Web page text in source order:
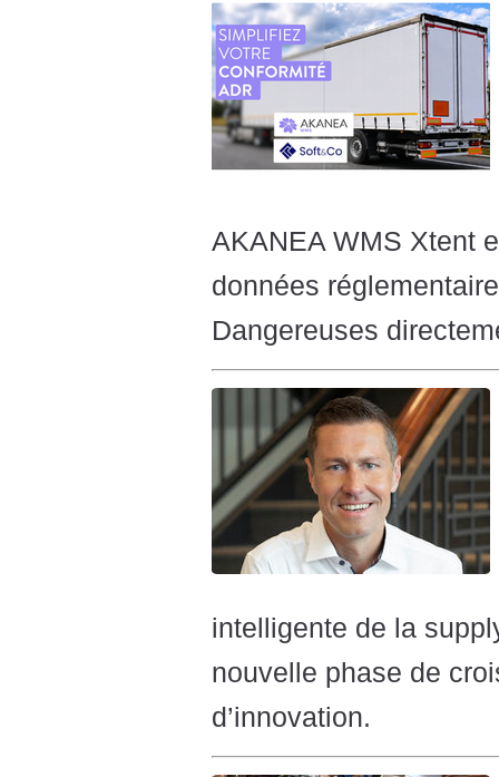
AKANEA WMS Xtent
données
Dangereuses
intelligente de la
nouvelle phase de
d’innovation.